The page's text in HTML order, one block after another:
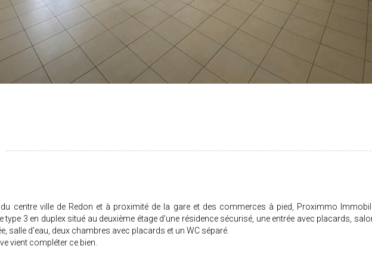
centre ville de Redon et à proximité de la gare et des commerces à pied, Proximmo
type 3 en duplex situé au deuxième étage d'une résidence sécurisé, une entrée avec placards,
salle d'eau, deux chambres avec placards et un WC séparé.
vient compléter ce bien.